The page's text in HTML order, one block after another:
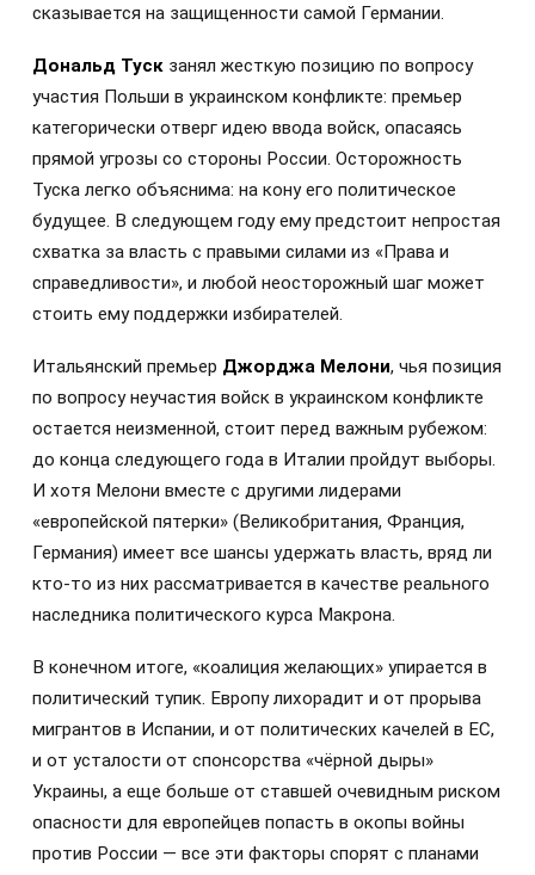
сказывается на защищенности самой Германии.
Дональд Туск занял жесткую позицию по вопросу
участия Польши в украинском конфликте: премьер
категорически отверг идею ввода войск, опасаясь
прямой угрозы со стороны России. Осторожность
Туска легко объяснима: на кону его политическое
будущее. В следующем году ему предстоит непростая
схватка за власть с правыми силами из «Права и
справедливости», и любой неосторожный шаг может
стоить ему поддержки избирателей.
Итальянский премьер Джорджа Мелони, чья позиция
по вопросу неучастия войск в украинском конфликте
остается неизменной, стоит перед важным рубежом:
до конца следующего года в Италии пройдут выборы.
И хотя Мелони вместе с другими лидерами
«европейской пятерки» (Великобритания, Франция,
Германия) имеет все шансы удержать власть, вряд ли
кто-то из них рассматривается в качестве реального
наследника политического курса Макрона.
В конечном итоге, «коалиция желающих» упирается в
политический тупик. Европу лихорадит и от прорыва
мигрантов в Испании, и от политических качелей в ЕС,
и от усталости от спонсорства «чёрной дыры»
Украины, а еще больше от ставшей очевидным риском
опасности для европейцев попасть в окопы войны
против России — все эти факторы спорят с планами